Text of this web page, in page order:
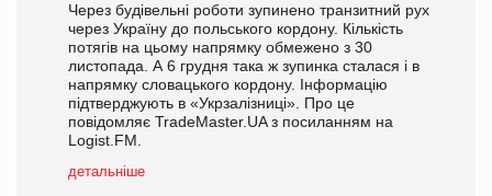
Через будівельні роботи зупинено транзитний рух
через Україну до польського кордону. Кількість
потягів на цьому напрямку обмежено з 30
листопада. А 6 грудня така ж зупинка сталася і в
напрямку словацького кордону. Інформацію
підтверджують в «Укрзалізниці». Про це
повідомляє TradeMaster.UA з посиланням на
Logist.FM.
детальніше